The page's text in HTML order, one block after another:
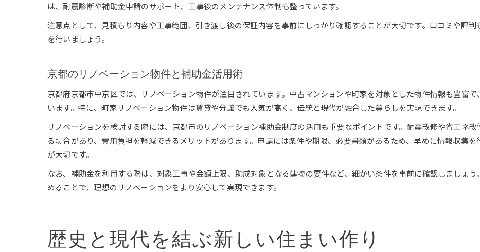
は、耐震診断や補助金申請のサポート、工事後のメンテナンス体制も整っています。
注意点として、見積もり内容や工事範囲、引き渡し後の保証内容を事前にしっかり確認することが大切です。口コミや評
を行いましょう。
京都のリノベーション物件と補助金活用術
京都府京都市中京区では、リノベーション物件が注目されています。中古マンションや町家を対象とした物件情報も豊富
います。特に、町家リノベーション物件は賃貸や分譲でも人気が高く、伝統と現代が融合した暮らしを実現できます。
リノベーションを検討する際には、京都市のリノベーション補助金制度の活用も重要なポイントです。耐震改修や省エネ
る場合があり、費用負担を軽減できるメリットがあります。申請には条件や期限、必要書類があるため、早めに情報収集
が大切です。
なお、補助金を利用する際は、対象工事や金額上限、助成対象となる建物の要件など、細かい条件を事前に確認しましょ
めることで、理想のリノベーションをより安心して実現できます。
歴史と現代を結ぶ新しい住まい作り
お問い合わせはこちら
お問い合わせはこちら